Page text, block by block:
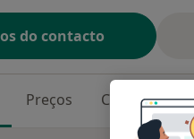
do contacto
Preços Consultórios